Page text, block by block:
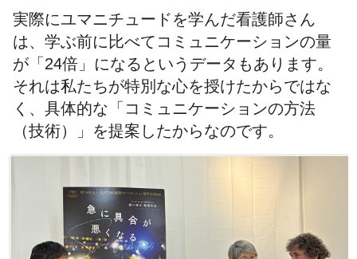
実際にユマニチュードを学んだ看護師さん
は、学ぶ前に比べてコミュニケーションの量
が「24倍」になるというデータもあります。
それは私たちが特別な心を授けたからではな
く、具体的な「コミュニケーションの方法
（技術）」を提案したからなのです。